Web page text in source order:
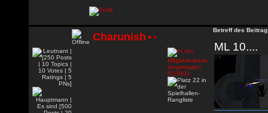
Charunish ••
Betreff des
ML 10....